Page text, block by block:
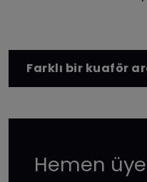
Farklı bir kuaför
Hemen